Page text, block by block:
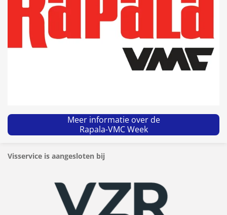
Meer informatie over de
Rapala-VMC Week
Visservice is aangesloten bij